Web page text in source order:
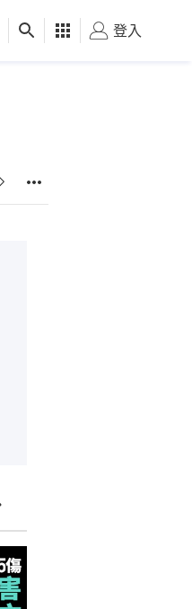
健康 好食玩飛
登入